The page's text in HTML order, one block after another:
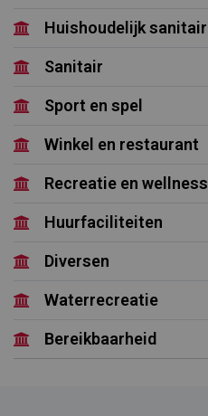
Huishoudelijk sanitair
Sanitair
Sport en spel
Winkel en restaurant
Recreatie en wellness
Huurfaciliteiten
Diversen
Waterrecreatie
Bereikbaarheid